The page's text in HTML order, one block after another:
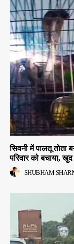
सिवनी में पालतू तोता
परिवार को बचाया,
SHUBHAM